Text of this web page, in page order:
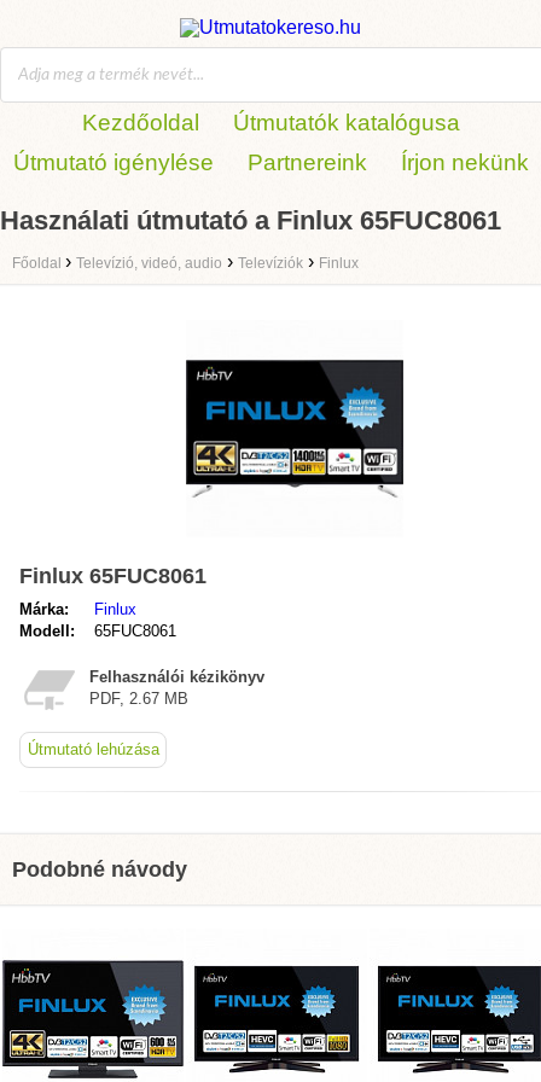
Kezdőoldal
Útmutatók katalógusa
Útmutató igénylése
Partnereink Írjon nekünk
Használati útmutató a Finlux 65FUC8061
Főoldal › Televízió, videó, audio › Televíziók › Finlux
Finlux 65FUC8061
Márka:
Finlux
Modell:
65FUC8061
Felhasználói kézikönyv
PDF, 2.67 MB
Útmutató lehúzása
Podobné návody